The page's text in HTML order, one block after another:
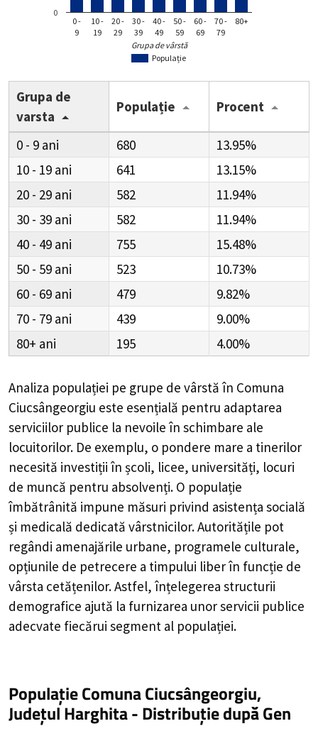
Populație
0 -
9
10 -
19
20 -
29
30 -
39
40 -
49
50 -
59
60 -
69
70 -
79
80+
0
Grupa de vârstă
Grupa de
varsta
Populație Procent
0 - 9 680
13.95%
10 - 19
641
13.15%
20 - 29
582
11.94%
30 - 39
582
11.94%
40 - 49
755
15.48%
50 - 59
523
10.73%
60 - 69
479
9.82%
70 - 79
439
9.00%
80+
195 4.00%
Analiza populației pe grupe de vârstă în Comuna
Ciucsângeorgiu este esențială pentru adaptarea
serviciilor publice la nevoile în schimbare ale
locuitorilor. De exemplu, o pondere mare a tinerilor
necesită investiții în școli, licee, universități, locuri
de muncă pentru absolvenți. O populație
îmbătrânită impune măsuri privind asistența socială
și medicală dedicată vârstnicilor. Autoritățile pot
regândi amenajările urbane, programele culturale,
opțiunile de petrecere a timpului liber în funcție de
vârsta cetățenilor. Astfel, înțelegerea structurii
demografice ajută la furnizarea unor servicii publice
adecvate fiecărui segment al populației.
Populație Comuna Ciucsângeorgiu,
Județul Harghita-Distribuțiedupă Gen